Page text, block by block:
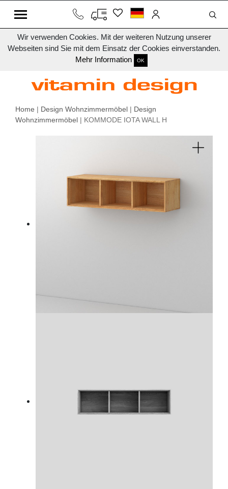
Wir verwenden Cookies. Mit der weiteren Nutzung unserer
Webseiten sind Sie mit dem Einsatz der Cookies einverstanden.
Mehr Information
OK
Home | Design Wohnzimmermöbel | Design
Wohnzimmermöbel | KOMMODE IOTA WALL H